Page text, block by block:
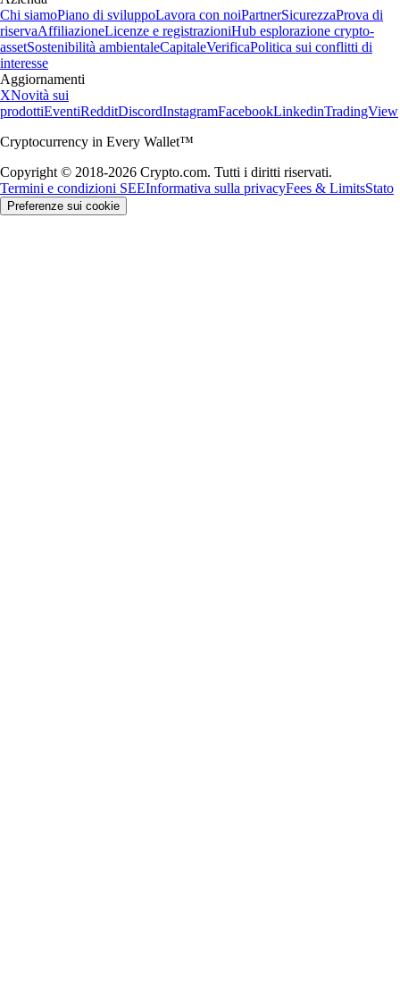
Chi siamoPiano di sviluppoLavora con noiPartnerSicurezzaProva di
riservaAffiliazioneLicenze e registrazioniHub esplorazione crypto-
assetSostenibilità ambientaleCapitaleVerificaPolitica sui conflitti di
interesse
Aggiornamenti
XNovità sui
prodottiEventiRedditDiscordInstagramFacebookLinkedinTradingView
Cryptocurrency in Every Wallet™
Copyright © 2018-2026 Crypto.com. Tutti i diritti riservati.
Termini e condizioni SEEInformativa sulla privacyFees & LimitsStato
Preferenze sui cookie